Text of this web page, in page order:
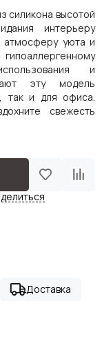
силикона высотой
интерьеру
атмосферу уюта и
и
эту модель
так и для офиса.
свежесть
Доставка